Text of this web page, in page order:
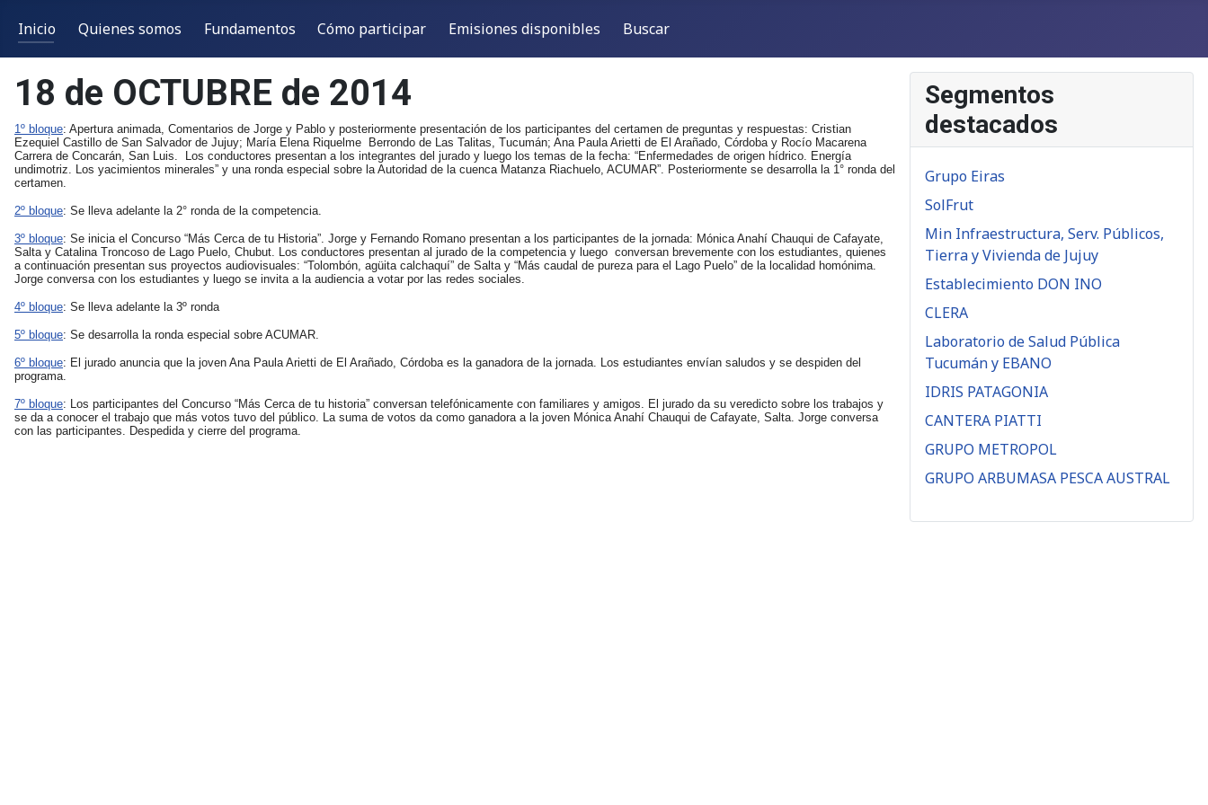
Inicio Quienes somos Fundamentos Cómo participar Emisiones disponibles Buscar
18 de OCTUBRE de 2014
1º bloque: Apertura animada, Comentarios de Jorge y Pablo y posteriormente presentación de los participantes del certamen de preguntas y respuestas: Cristian
Ezequiel Castillo de San Salvador de Jujuy; María Elena Riquelme Berrondo de Las Talitas, Tucumán; Ana Paula Arietti de El Arañado, Córdoba y Rocío Macarena
Carrera de Concarán, San Luis. Los conductores presentan a los integrantes del jurado y luego los temas de la fecha: “Enfermedades de origen hídrico. Energía
undimotriz. Los yacimientos minerales” y una ronda especial sobre la Autoridad de la cuenca Matanza Riachuelo, ACUMAR”. Posteriormente se desarrolla la 1° ronda del
certamen.
2º bloque: Se lleva adelante la 2° ronda de la competencia.
3º bloque: Se inicia el Concurso “Más Cerca de tu Historia”. Jorge y Fernando Romano presentan a los participantes de la jornada: Mónica Anahí Chauqui de Cafayate,
Salta y Catalina Troncoso de Lago Puelo, Chubut. Los conductores presentan al jurado de la competencia y luego conversan brevemente con los estudiantes, quienes
a continuación presentan sus proyectos audiovisuales: “Tolombón, agüita calchaquí” de Salta y “Más caudal de pureza para el Lago Puelo” de la localidad homónima.
Jorge conversa con los estudiantes y luego se invita a la audiencia a votar por las redes sociales.
4º bloque: Se lleva adelante la 3º ronda
5º bloque: Se desarrolla la ronda especial sobre ACUMAR.
6º bloque: El jurado anuncia que la joven Ana Paula Arietti de El Arañado, Córdoba es la ganadora de la jornada. Los estudiantes envían saludos y se despiden del
programa.
7º bloque: Los participantes del Concurso “Más Cerca de tu historia” conversan telefónicamente con familiares y amigos. El jurado da su veredicto sobre los trabajos y
se da a conocer el trabajo que más votos tuvo del público. La suma de votos da como ganadora a la joven Mónica Anahí Chauqui de Cafayate, Salta. Jorge conversa
con las participantes. Despedida y cierre del programa.
Segmentos
destacados
Grupo Eiras
SolFrut
Min Infraestructura, Serv. Públicos,
Tierra y Vivienda de Jujuy
Establecimiento DON INO
CLERA
Laboratorio de Salud Pública
Tucumán y EBANO
IDRIS PATAGONIA
CANTERA PIATTI
GRUPO METROPOL
GRUPO ARBUMASA PESCA AUSTRAL